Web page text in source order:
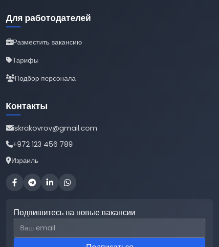
Для работодателей
Разместить вакансию
Тарифы
Подбор персонала
Контакты
iskrakovrov@gmail.com
+972 123 456 789
Израиль
Подпишитесь на новые вакансии
Email для подписки